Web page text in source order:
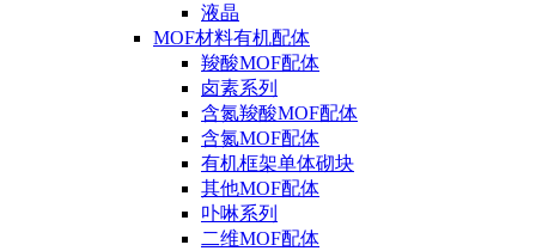
液晶
MOF材料有机配体
羧酸MOF配体
卤素系列
含氮羧酸MOF配体
含氮MOF配体
有机框架单体砌块
其他MOF配体
卟啉系列
二维MOF配体